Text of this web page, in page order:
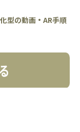
型の動画・AR手順